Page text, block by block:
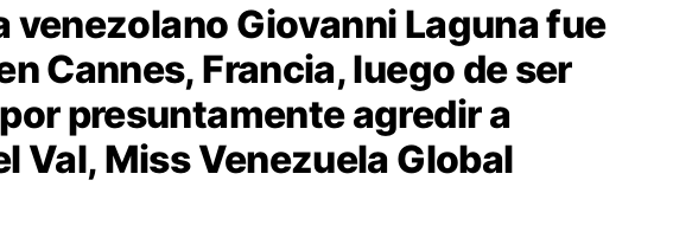
venezolano Giovanni Laguna fue
Cannes, Francia, luego de ser
presuntamente agredir a
Val, Miss Venezuela Global